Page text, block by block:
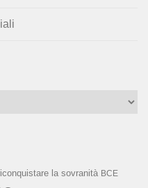
la sovranità BCE